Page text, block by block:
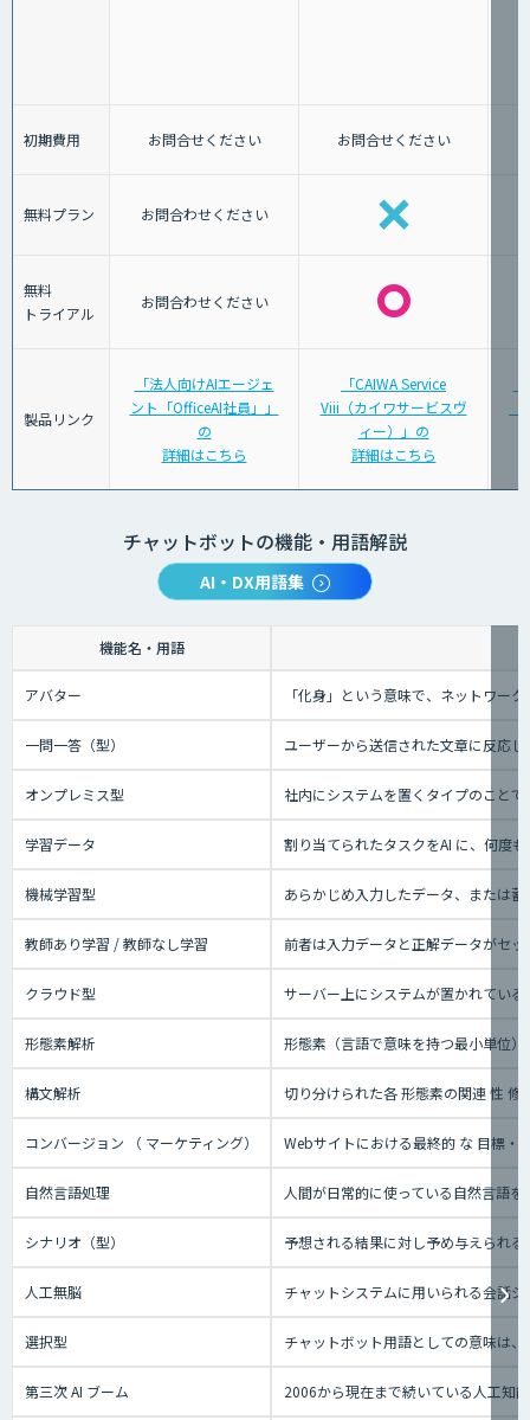
初期費用 お問合せください お問合せください
無料プラン お問合わせください
無料
トライアル
お問合わせください
製品リンク
「法人向けAIエージェ
ント「OfficeAI社員」」
の
詳細はこちら
「CAIWA Service
Viii（カイワサービスヴ
ィー）」の
詳細はこちら
チャットボットの機能・用語解説
AI・DX用語集
機能名・用語
アバター 「化身」という意味で、ネットワー
一問一答（型） ユーザーから送信された文章に反応
オンプレミス型 社内にシステムを置くタイプのこと
学習データ 割り当てられたタスクをAI に、何度
機械学習型 あらかじめ入力したデータ、または
教師あり学習 / 教師なし学習 前者は入力データと正解データがセ
クラウド型 サーバー上にシステムが置かれてい
形態素解析 形態素（言語で意味を持つ最小単位
構文解析 切り分けられた各 形態素の関連 性
コンバージョン （ マーケティング） Webサイトにおける最終的 な 目標・
自然言語処理 人間が日常的に使っている自然言語
シナリオ（型） 予想される結果に対し予め与えられ
人工無脳 チャットシステムに用いられる会話
選択型 チャットボット用語としての意味は
第三次 AI ブーム 2006から現在まで続いている人工知